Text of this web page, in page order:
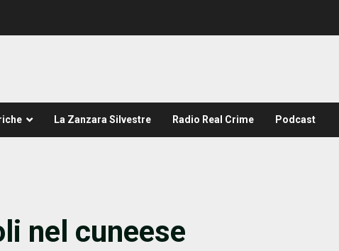
La Zanzara Silvestre Radio Real Crime Podcast
nel cuneese